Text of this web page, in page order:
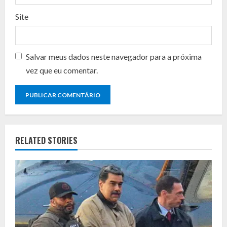
Site
Salvar meus dados neste navegador para a próxima
vez que eu comentar.
RELATED STORIES